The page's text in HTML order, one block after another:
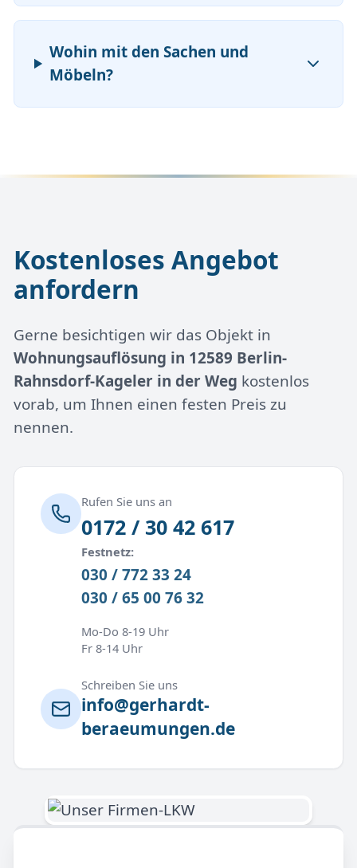
Wohin mit den Sachen und
Möbeln?
Kostenloses Angebot
anfordern
Gerne besichtigen wir das Objekt in
Wohnungsauflösung in 12589 Berlin-
Rahnsdorf-Kageler in der Weg kostenlos
vorab, um Ihnen einen festen Preis zu
nennen.
Rufen Sie uns an
0172 / 30 42 617
Festnetz:
030 / 772 33 24
030 / 65 00 76 32
Mo-Do 8-19 Uhr
Fr 8-14 Uhr
Schreiben Sie uns
info@gerhardt-
beraeumungen.de